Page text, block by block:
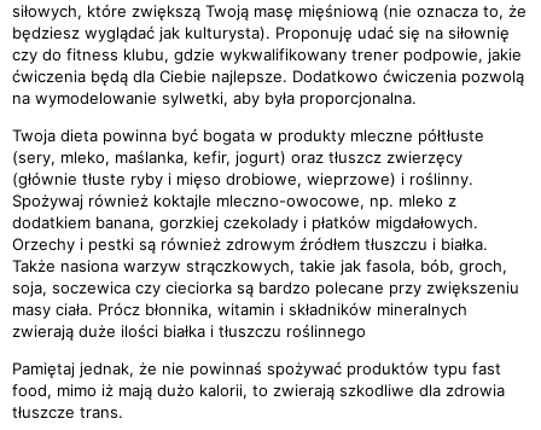
siłowych, które zwiększą Twoją masę mięśniową (nie oznacza to, że
będziesz wyglądać jak kulturysta). Proponuję udać się na siłownię
czy do fitness klubu, gdzie wykwalifikowany trener podpowie, jakie
ćwiczenia będą dla Ciebie najlepsze. Dodatkowo ćwiczenia pozwolą
na wymodelowanie sylwetki, aby była proporcjonalna.
Twoja dieta powinna być bogata w produkty mleczne półtłuste
(sery, mleko, maślanka, kefir, jogurt) oraz tłuszcz zwierzęcy
(głównie tłuste ryby i mięso drobiowe, wieprzowe) i roślinny.
Spożywaj również koktajle mleczno-owocowe, np. mleko z
dodatkiem banana, gorzkiej czekolady i płatków migdałowych.
Orzechy i pestki są również zdrowym źródłem tłuszczu i białka.
Także nasiona warzyw strączkowych, takie jak fasola, bób, groch,
soja, soczewica czy cieciorka są bardzo polecane przy zwiększeniu
masy ciała. Prócz błonnika, witamin i składników mineralnych
zwierają duże ilości białka i tłuszczu roślinnego
Pamiętaj jednak, że nie powinnaś spożywać produktów typu fast
food, mimo iż mają dużo kalorii, to zwierają szkodliwe dla zdrowia
tłuszcze trans.